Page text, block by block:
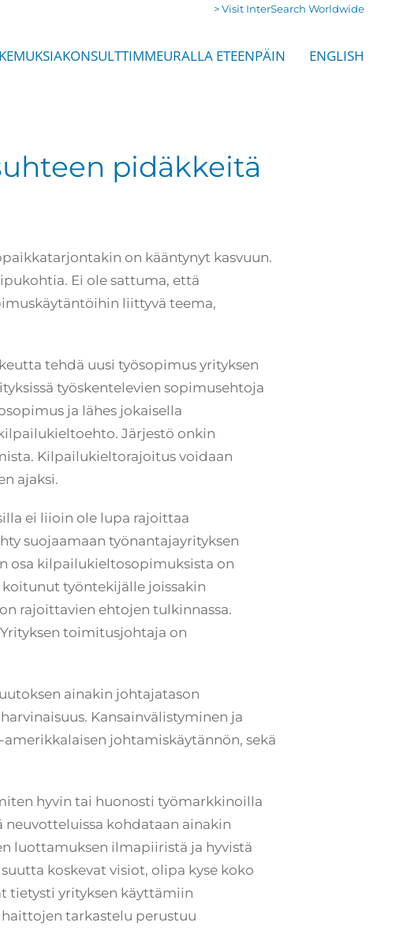
> Visit InterSearch Worldwide
KONSULTTIMMEURALLA ETEENPÄIN ENGLISH
pidäkkeitä
on kääntynyt kasvuun.
Ei ole sattuma, että
liittyvä teema,
tehdä uusi työsopimus yrityksen
työskentelevien sopimusehtoja
ja lähes jokaisella
Järjestö onkin
Kilpailukieltorajoitus voidaan
ajaksi.
ei liioin ole lupa rajoittaa
suojaamaan työnantajayrityksen
osa kilpailukieltosopimuksista on
työntekijälle joissakin
rajoittavien ehtojen tulkinnassa.
toimitusjohtaja on
ainakin johtajatason
Kansainvälistyminen ja
johtamiskäytännön, sekä
hyvin tai huonosti työmarkkinoilla
kohdataan ainakin
luottamuksen ilmapiiristä ja hyvistä
koskevat visiot, olipa kyse koko
tietysti yrityksen käyttämiin
tarkastelu perustuu